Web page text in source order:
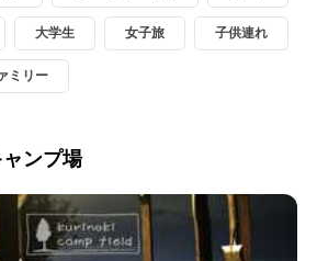
大学生 女子旅 子供連れ
ミリー
ンプ場